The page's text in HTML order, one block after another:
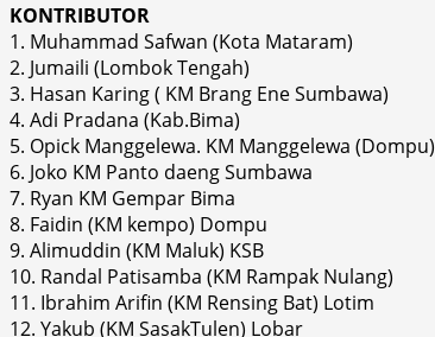
KONTRIBUTOR
1. Muhammad Safwan (Kota Mataram)
2. Jumaili (Lombok Tengah)
3. Hasan Karing ( KM Brang Ene Sumbawa)
4. Adi Pradana (Kab.Bima)
5. Opick Manggelewa. KM Manggelewa (Dompu)
6. Joko KM Panto daeng Sumbawa
7. Ryan KM Gempar Bima
8. Faidin (KM kempo) Dompu
9. Alimuddin (KM Maluk) KSB
10. Randal Patisamba (KM Rampak Nulang)
11. Ibrahim Arifin (KM Rensing Bat) Lotim
12. Yakub (KM SasakTulen) Lobar